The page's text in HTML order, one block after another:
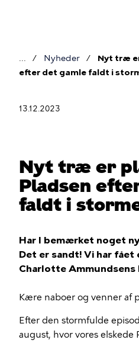
Brødkrumme
Nyheder
Nyt træ
efter det gamle faldt i
13.12.2023
Nyt træ er
Pladsen
faldt i
Har I bemærket noget
Det er sandt! Vi har
Charlotte Ammundsens
Kære naboer og venner af
Efter den stormfulde
august, hvor vores